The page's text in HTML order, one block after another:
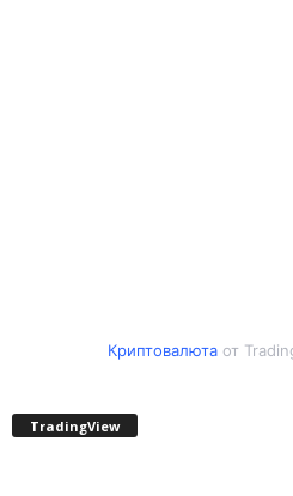
Криптовалютаот
TradingView